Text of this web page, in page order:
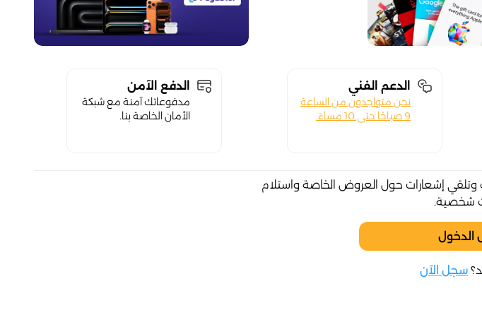
الدعم الفني
نحن متواجدون من الساعة
9 صباحًا حتى 10 مساءً.
الدفع الآمن
مدفوعاتك آمنة مع شبكة
الأمان الخاصة بنا.
وتلقي إشعارات حول العروض الخاصة واستلام
شخصية.
الدخول
سجل الآن